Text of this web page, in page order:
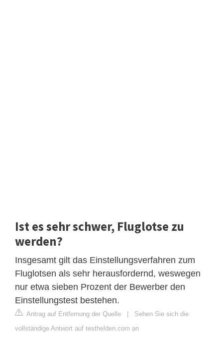
Ist es sehr schwer, Fluglotse zu
werden?
Insgesamt gilt das Einstellungsverfahren zum
Fluglotsen als sehr herausfordernd, weswegen
nur etwa sieben Prozent der Bewerber den
Einstellungstest bestehen.
Antrag auf Entfernung der Quelle | Sehen Sie sich die
vollständige Antwort auf testhelden.com an